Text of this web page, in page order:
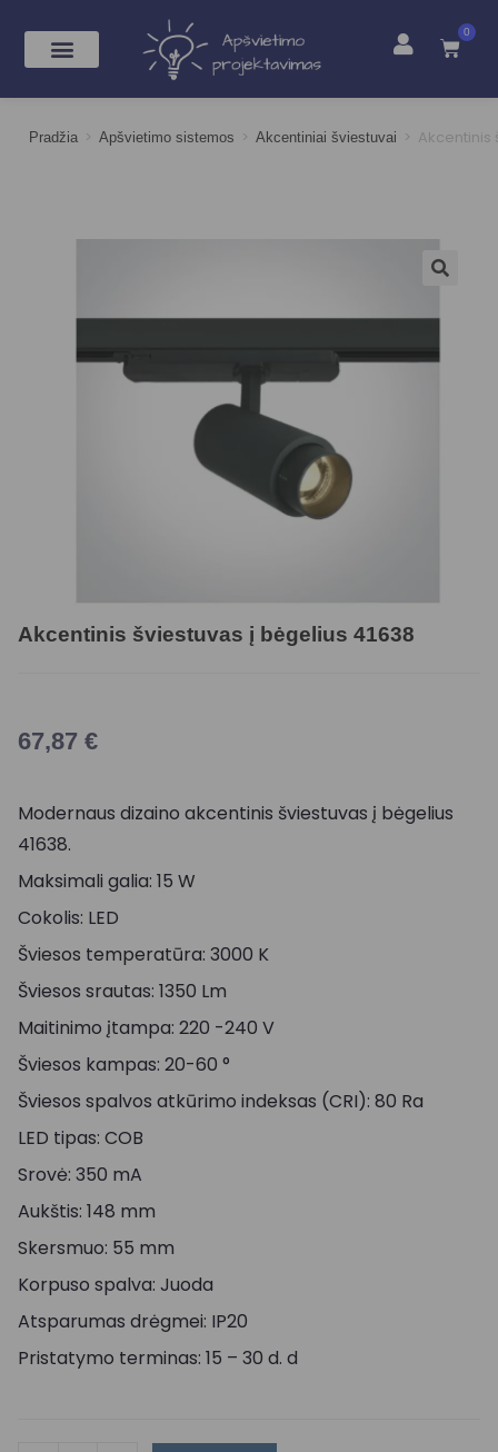
0
Pradžia > Apšvietimo sistemos > Akcentiniai šviestuvai > Akcentinis
Akcentinis šviestuvas į bėgelius 41638
67,87 €
Modernaus dizaino akcentinis šviestuvas į bėgelius
41638.
Maksimali galia: 15 W
Cokolis: LED
Šviesos temperatūra: 3000 K
Šviesos srautas: 1350 Lm
Maitinimo įtampa: 220 -240 V
Šviesos kampas: 20-60 °
Šviesos spalvos atkūrimo indeksas (CRI): 80 Ra
LED tipas: COB
Srovė: 350 mA
Aukštis: 148 mm
Skersmuo: 55 mm
Korpuso spalva: Juoda
Atsparumas drėgmei: IP20
Pristatymo terminas: 15 – 30 d. d